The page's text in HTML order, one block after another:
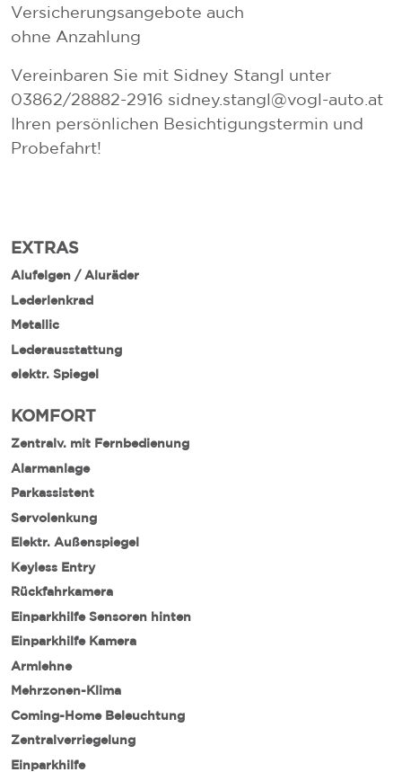
Versicherungsangebote auch
ohne Anzahlung
Vereinbaren Sie mit Sidney Stangl unter
03862/28882-2916 sidney.stangl@vogl-auto.at
Ihren persönlichen Besichtigungstermin und
Probefahrt!
EXTRAS
Alufelgen / Aluräder
Lederlenkrad
Metallic
Lederausstattung
elektr. Spiegel
KOMFORT
Zentralv. mit Fernbedienung
Alarmanlage
Parkassistent
Servolenkung
Elektr. Außenspiegel
Keyless Entry
Rückfahrkamera
Einparkhilfe Sensoren hinten
Einparkhilfe Kamera
Armlehne
Mehrzonen-Klima
Coming-Home Beleuchtung
Zentralverriegelung
Einparkhilfe